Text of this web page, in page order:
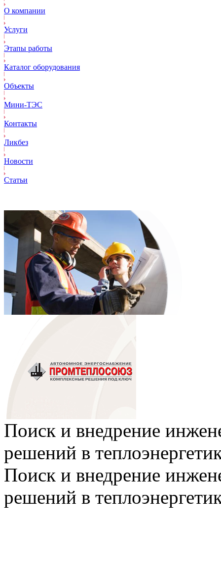
О компании
Услуги
Этапы работы
Каталог оборудования
Объекты
Mини-ТЭС
Контакты
Ликбез
Новости
Статьи
Поиск и внедрение
решений в
Поиск и внедрение
решений в